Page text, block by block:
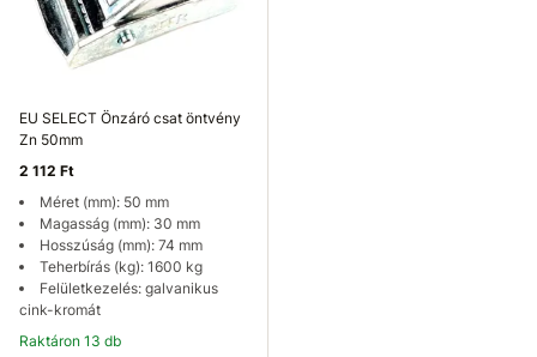
EU SELECT Önzáró csat öntvény
Zn 50mm
2 112 Ft
Méret (mm): 50 mm
Magasság (mm): 30 mm
Hosszúság (mm): 74 mm
Teherbírás (kg): 1600 kg
Felületkezelés: galvanikus
cink-kromát
Raktáron 13 db